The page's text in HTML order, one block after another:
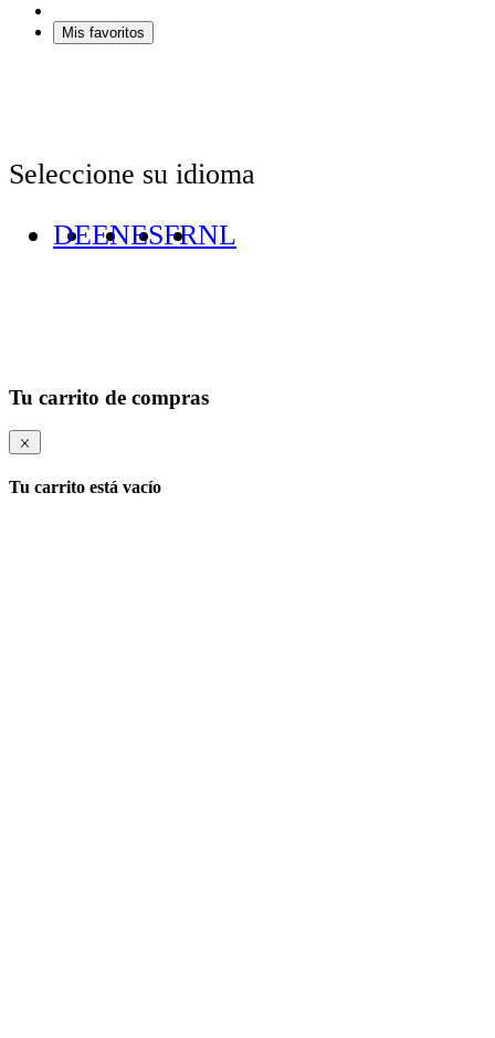
Mis favoritos
Seleccione su idioma
DEENESFRNL
Tu carrito de compras
Tu carrito está vacío